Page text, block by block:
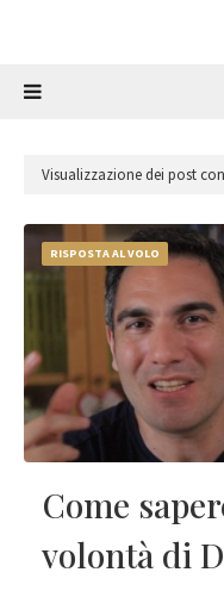
Visualizzazione dei post
RISPOSTA AL VOLO
Come
volontà di